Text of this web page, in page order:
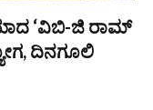
‘ವಿಬಿ-ಜಿ ರಾಮ್
ದಿನಗೂಲಿ